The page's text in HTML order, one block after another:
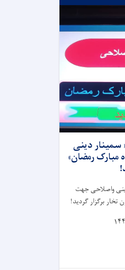
دینی
مبارک رمضان»
واصلاحی جهت
تخار برگزار گردید!